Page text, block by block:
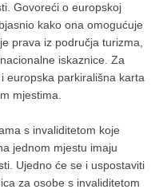
Govoreći o europskoj
kako ona omogućuje
prava iz područja turizma,
iskaznice. Za
europska parkirališna karta
mjestima.
s invaliditetom koje
jednom mjestu imaju
Ujedno će se i uspostaviti
za osobe s invaliditetom